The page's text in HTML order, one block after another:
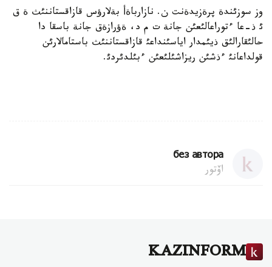
وز سوزئندة پرةزيدةنت ن. نازارباةأ بةلارؤس قازاقستاننئث ة ق
ئ ذ-عا ءتوراعالئعئن جانة ت م د، ةؤرازةق جانة باسقا دا
حالئقارالئق ذيئمدار اياسئنداعئ قازاقستاننئث باستامالارئن
قولداعانئ ءذشئن ريزاشئلئعئن ءبئلدئردئ.
без автора
اۆتور
KAZINFORM